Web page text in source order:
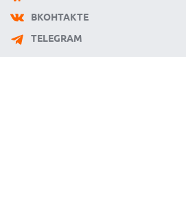
ВКОНТАКТЕ
TELEGRAM